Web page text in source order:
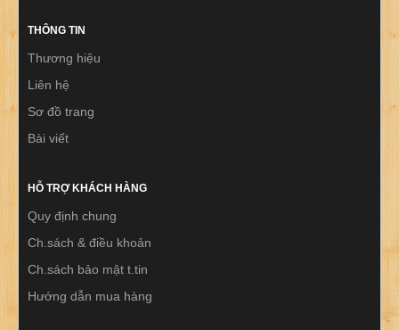
THÔNG TIN
Thương hiệu
Liên hệ
Sơ đồ trang
Bài viết
HỖ TRỢ KHÁCH HÀNG
Quy định chung
Ch.sách & điều khoản
Ch.sách bảo mật t.tin
Hướng dẫn mua hàng